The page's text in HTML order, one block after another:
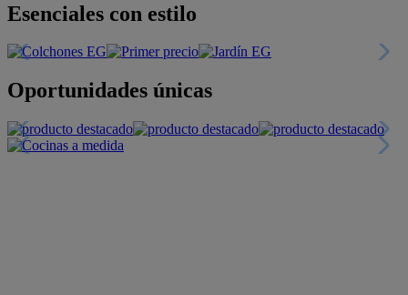
Esenciales con estilo
Oportunidades únicas